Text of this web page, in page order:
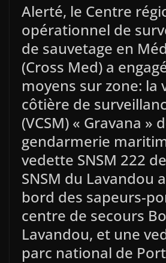
Alerté, le Centre
opérationnel de
de sauvetage en
(Cross Med) a
moyens sur zone: la
côtière de
(VCSM) « Gravana »
gendarmerie
vedette SNSM 222
SNSM du Lavandou
bord des sapeurs-
centre de secours
Lavandou, et une
parc national de